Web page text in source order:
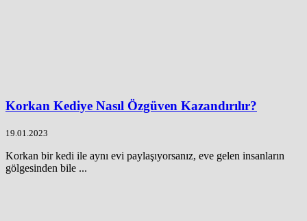
Korkan Kediye Nasıl Özgüven Kazandırılır?
19.01.2023
Korkan bir kedi ile aynı evi paylaşıyorsanız, eve gelen insanların
gölgesinden bile ...